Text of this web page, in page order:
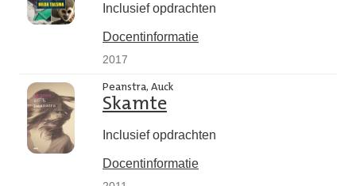
Inclusief opdrachten
Docentinformatie
2017
Peanstra, Auck
Skamte
Inclusief opdrachten
Docentinformatie